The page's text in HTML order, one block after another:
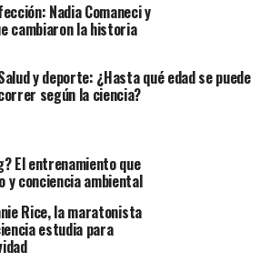
Nadia Comaneci y
cambiaron la historia
y deporte: ¿Hasta qué edad se puede
según la ciencia?
El entrenamiento que
y conciencia ambiental
Rice, la maratonista
estudia para